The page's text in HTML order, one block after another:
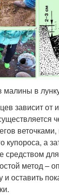
малины в
зависит от
купороса, а
средством
метод –
и оставить